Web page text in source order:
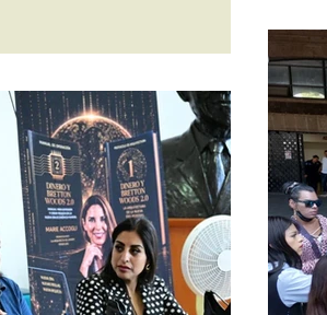
que la dinámica migratoria en la
en los últimos años, se ha
de los albergues y de las